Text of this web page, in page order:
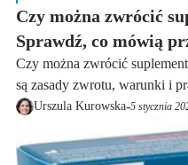
Czy można zwrócić
Sprawdź, co mówią
problemów
Czy można zwrócić
są zasady zwrotu, warunki i
jak uniknąć problemów i
Urszula Kurowska-5 stycznia